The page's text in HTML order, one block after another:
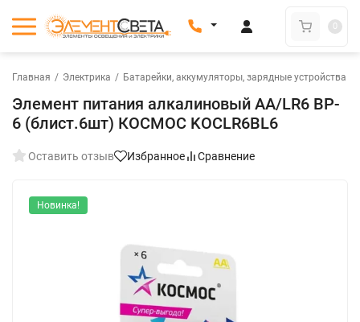
0
Главная / Электрика / Батарейки, аккумуляторы, зарядные устройства
Элемент питания алкалиновый AA/LR6 BP-
6 (блист.6шт) КОСМОС KOCLR6BL6
Оставить отзыв Избранное Сравнение
Новинка!